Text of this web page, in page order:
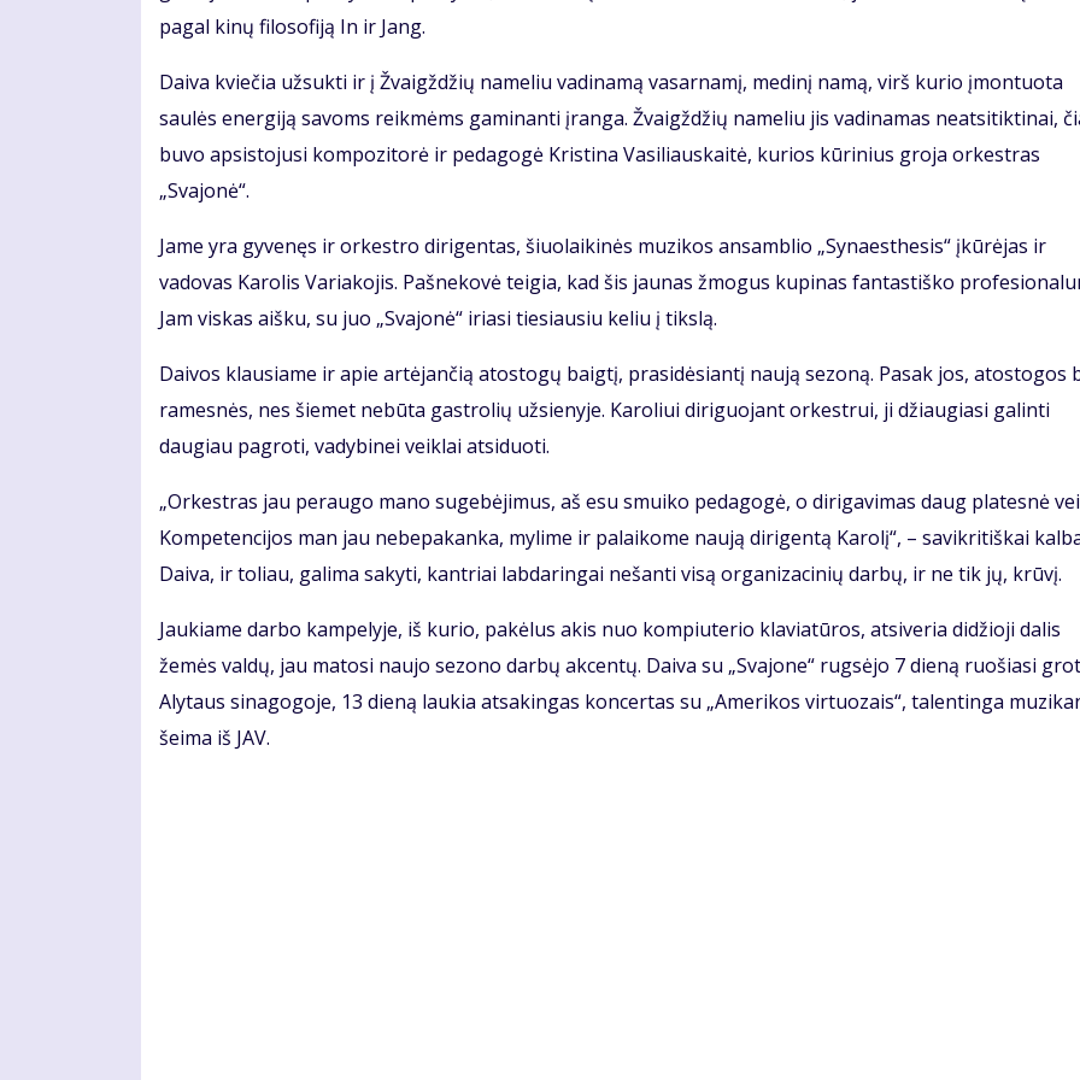
pagal kinų filosofiją In ir Jang.
Daiva kviečia užsukti ir į Žvaigždžių nameliu vadinamą vasarnamį, medinį namą, virš kurio įmontuota
saulės energiją savoms reikmėms gaminanti įranga. Žvaigždžių nameliu jis vadinamas neatsitiktinai,
buvo apsistojusi kompozitorė ir pedagogė Kristina Vasiliauskaitė, kurios kūrinius groja orkestras
„Svajonė“.
Jame yra gyvenęs ir orkestro dirigentas, šiuolaikinės muzikos ansamblio „Synaesthesis“ įkūrėjas ir
vadovas Karolis Variakojis. Pašnekovė teigia, kad šis jaunas žmogus kupinas fantastiško
Jam viskas aišku, su juo „Svajonė“ iriasi tiesiausiu keliu į tikslą.
Daivos klausiame ir apie artėjančią atostogų baigtį, prasidėsiantį naują sezoną. Pasak jos, atostogos
ramesnės, nes šiemet nebūta gastrolių užsienyje. Karoliui diriguojant orkestrui, ji džiaugiasi galinti
daugiau pagroti, vadybinei veiklai atsiduoti.
„Orkestras jau peraugo mano sugebėjimus, aš esu smuiko pedagogė, o dirigavimas daug platesnė
Kompetencijos man jau nebepakanka, mylime ir palaikome naują dirigentą Karolį“, – savikritiškai
Daiva, ir toliau, galima sakyti, kantriai labdaringai nešanti visą organizacinių darbų, ir ne tik jų, krūvį.
Jaukiame darbo kampelyje, iš kurio, pakėlus akis nuo kompiuterio klaviatūros, atsiveria didžioji dalis
žemės valdų, jau matosi naujo sezono darbų akcentų. Daiva su „Svajone“ rugsėjo 7 dieną ruošiasi
Alytaus sinagogoje, 13 dieną laukia atsakingas koncertas su „Amerikos virtuozais“, talentinga
šeima iš JAV.